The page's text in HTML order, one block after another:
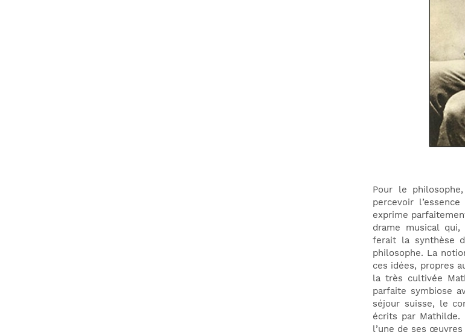
Pour le
percevoir
exprime
drame musical
ferait la synthèse
philosophe. La
ces idées, propres
la très cultivée
parfaite symbiose
séjour suisse, le
écrits par Mathilde.
l’une de ses